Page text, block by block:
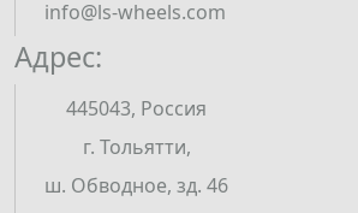
Адрес:
445043, Россия
г. Тольятти,
ш. Обводное, зд. 46
info@ls-wheels.com